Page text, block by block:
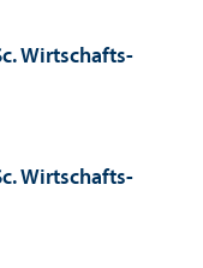
Wirtschafts­
Wirtschafts­